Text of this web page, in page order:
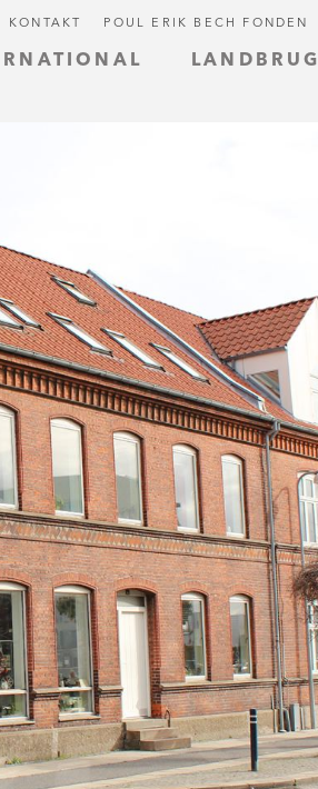
LANDBRUG
KONTAKT POUL ERIK BECH FONDEN